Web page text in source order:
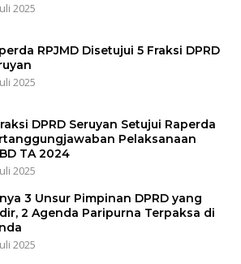
2025
RPJMD Disetujui 5 Fraksi DPRD
2025
DPRD Seruyan Setujui Raperda
Pelaksanaan
TA 2024
2025
3 Unsur Pimpinan DPRD yang
2 Agenda Paripurna Terpaksa di
2025